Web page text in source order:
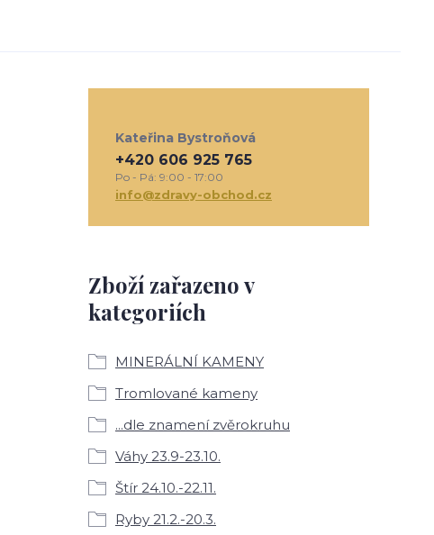
Zboží zařazeno v
kategoriích
MINERÁLNÍ KAMENY
Tromlované kameny
...dle znamení zvěrokruhu
Váhy 23.9-23.10.
Štír 24.10.-22.11.
Ryby 21.2.-20.3.
Kateřina Bystroňová
+420 606 925 765
Po - Pá: 9:00 - 17:00
info@zdravy-obchod.cz